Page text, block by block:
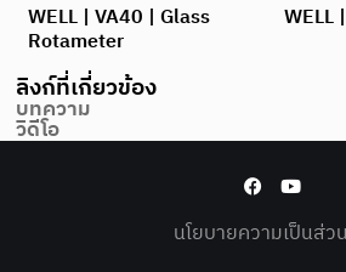
WELL | VA40 | Glass
Rotameter
WELL
ลิงก์ที่เกี่ยวข้อง
บทความ
วิดีโอ
นโยบายความเป็นส่ว